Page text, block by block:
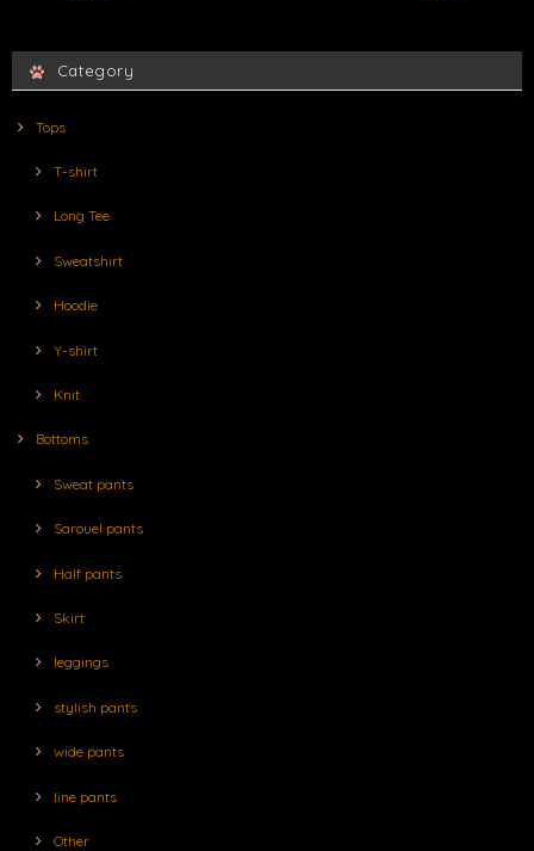
Category
Tops
T-shirt
Long Tee
Sweatshirt
Hoodie
Y-shirt
Knit
Bottoms
Sweat pants
Sarouel pants
Half pants
Skirt
leggings
stylish pants
wide pants
line pants
Other